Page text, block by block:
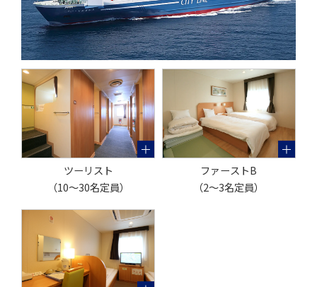
ツーリスト
（10～30名定員）
ファーストB
（2～3名定員）